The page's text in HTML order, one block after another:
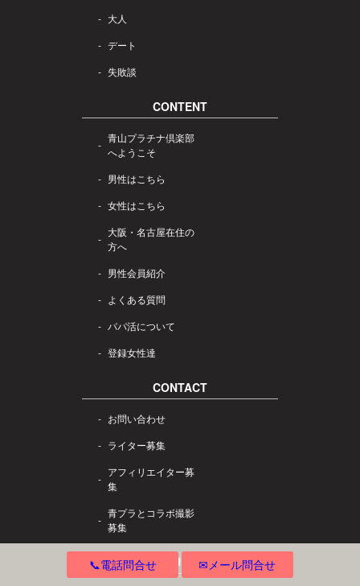
大人
デート
失敗談
CONTENT
青山プラチナ倶楽部
へようこそ
男性はこちら
女性はこちら
大阪・名古屋在住の
方へ
男性会員紹介
よくある質問
パパ活について
登録女性達
CONTACT
お問い合わせ
ライター募集
アフィリエイター募
集
青プラとコラボ撮影
募集
DOCUMENT
📞電話問合せ ✉メール問合せ